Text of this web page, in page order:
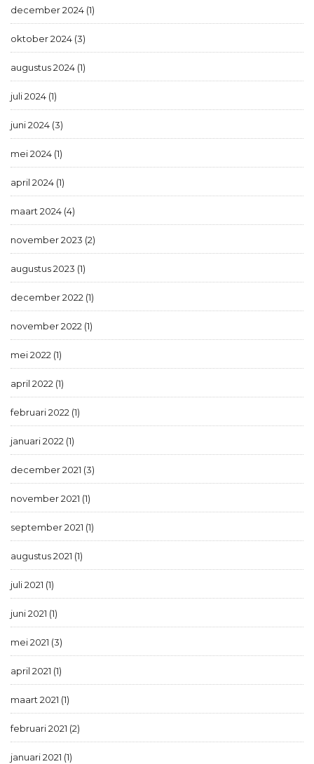
december 2024 (1)
oktober 2024 (3)
augustus 2024 (1)
juli 2024 (1)
juni 2024 (3)
mei 2024 (1)
april 2024 (1)
maart 2024 (4)
november 2023 (2)
augustus 2023 (1)
december 2022 (1)
november 2022 (1)
mei 2022 (1)
april 2022 (1)
februari 2022 (1)
januari 2022 (1)
december 2021 (3)
november 2021 (1)
september 2021 (1)
augustus 2021 (1)
juli 2021 (1)
juni 2021 (1)
mei 2021 (3)
april 2021 (1)
maart 2021 (1)
februari 2021 (2)
januari 2021 (1)